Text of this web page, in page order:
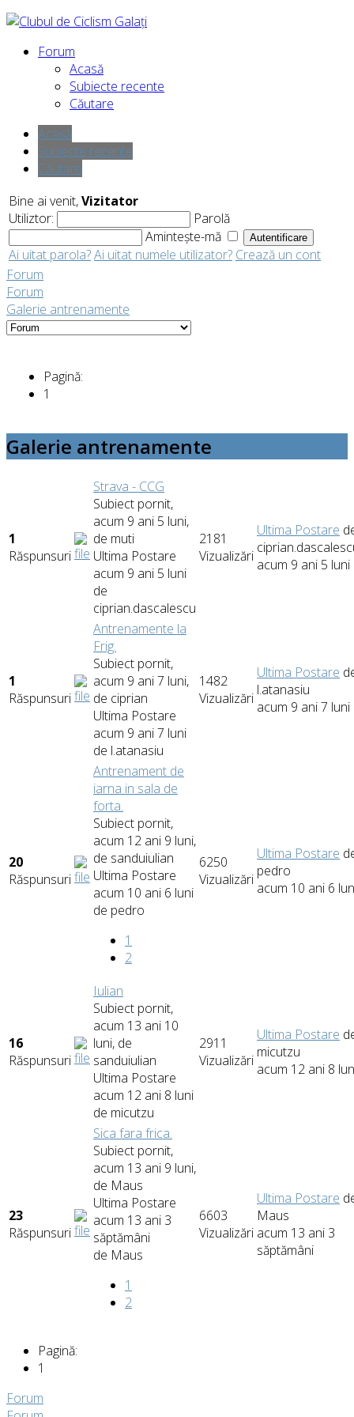
Forum
Acasă
Subiecte recente
Căutare
Acasă
Subiecte recente
Căutare
Bine ai venit,Vizitator
Utiliztor:
Parolă
Amintește-mă
Ai uitat parola?Ai uitat numele utilizator? Crează un cont
Forum
Forum
Galerie antrenamente
Pagină:
1
Galerie antrenamente
1
Răspunsuri
Strava - CCG
Subiect pornit,
acum 9 ani 5 luni,
de muti
Ultima Postare
acum 9 ani 5 luni
de
ciprian.dascalescu
2181
Vizualizări
Ultima Postare
acum 9 ani 5 luni
1
Răspunsuri
Antrenamente la
Frig.
Subiect pornit,
acum 9 ani 7 luni,
de ciprian
Ultima Postare
acum 9 ani 7 luni
de l.atanasiu
1482
Vizualizări
Ultima Postare
l.atanasiu
acum 9 ani 7 luni
20
Răspunsuri
Antrenament de
iarna in sala de
forta.
Subiect pornit,
acum 12 ani 9 luni,
de sanduiulian
Ultima Postare
acum 10 ani 6 luni
de pedro
1
2
6250
Vizualizări
Ultima Postare
pedro
acum 10 ani 6
16
Răspunsuri
Iulian
Subiect pornit,
acum 13 ani 10
luni, de
sanduiulian
Ultima Postare
acum 12 ani 8 luni
de micutzu
2911
Vizualizări
Ultima Postare
micutzu
acum 12 ani 8
23
Răspunsuri
Sica fara frica.
Subiect pornit,
acum 13 ani 9 luni,
de Maus
Ultima Postare
acum 13 ani 3
săptămâni
de Maus
1
2
6603
Vizualizări
Ultima Postare
Maus
acum 13 ani 3
săptămâni
Pagină:
1
Forum